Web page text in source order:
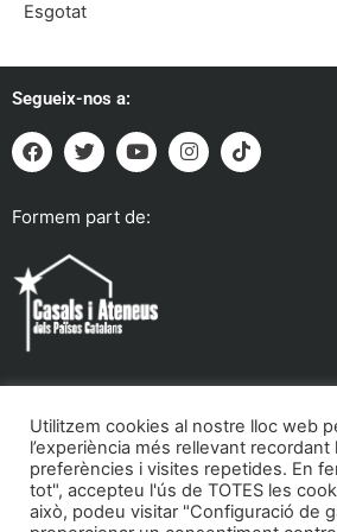
Esgotat
Segueix-nos a:
Formem part de:
Troba'ns a:
Utilitzem cookies al nostre lloc web
l’experiència més rellevant
preferències i visites repetides. En
tot", accepteu l'ús de TOTES les
això, podeu visitar "Configuració de